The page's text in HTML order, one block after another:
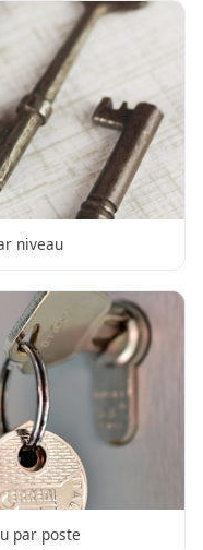
niveau
par poste